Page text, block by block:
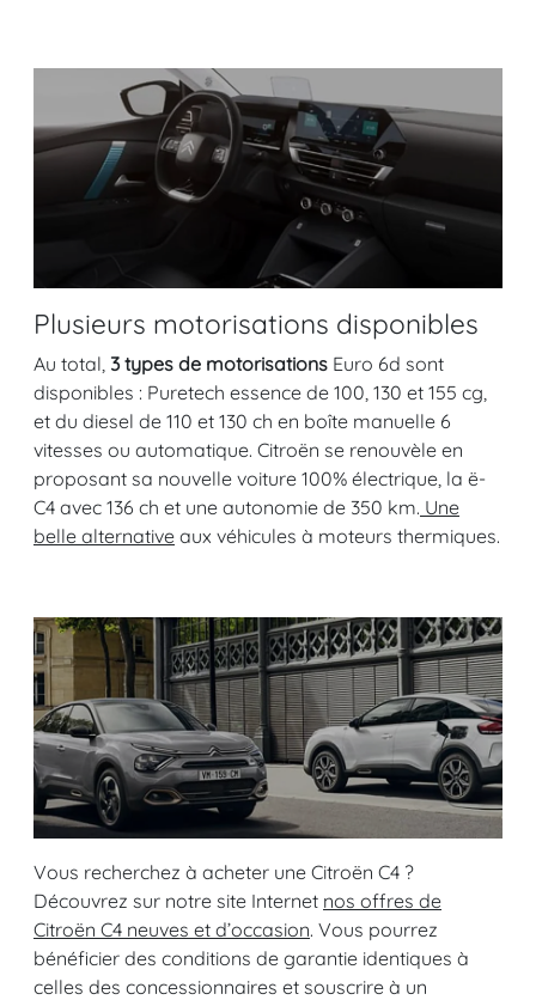
Plusieurs motorisations disponibles
Au total, 3 types de motorisations Euro 6d sont
disponibles : Puretech essence de 100, 130 et 155 cg,
et du diesel de 110 et 130 ch en boîte manuelle 6
vitesses ou automatique. Citroën se renouvèle en
proposant sa nouvelle voiture 100% électrique, la ë-
C4 avec 136 ch et une autonomie de 350 km. Une
belle alternative aux véhicules à moteurs thermiques.
Vous recherchez à acheter une Citroën C4 ?
Découvrez sur notre site Internet nos offres de
Citroën C4 neuves et d’occasion. Vous pourrez
bénéficier des conditions de garantie identiques à
celles des concessionnaires et souscrire à un